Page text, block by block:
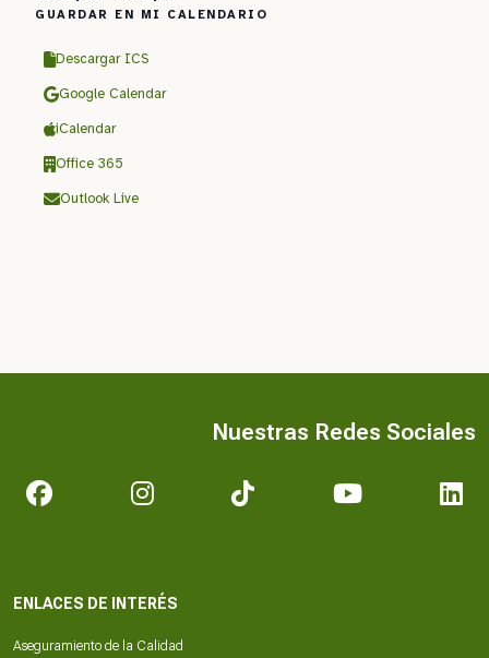
GUARDAR EN MI CALENDARIO
Descargar ICS
Google Calendar
iCalendar
Office 365
Outlook Live
ENLACES DE INTERÉS
Aseguramiento de la Calidad
Nuestras Redes Sociales